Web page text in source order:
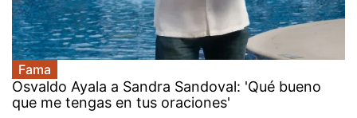
Fama
Osvaldo Ayala a Sandra Sandoval: 'Qué bueno
que me tengas en tus oraciones'